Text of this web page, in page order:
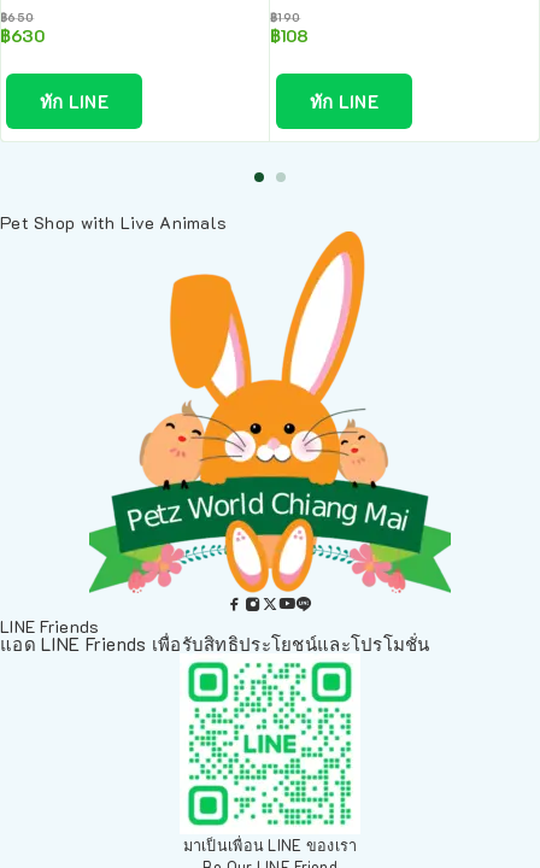
฿650
฿630
ทัก LINE
฿190
฿108
ทัก LINE
Pet Shop with Live Animals
LINE Friends
แอด LINE Friends เพื่อรับสิทธิประโยชน์และโปรโมชั่น
มาเป็นเพื่อน LINE ของเรา